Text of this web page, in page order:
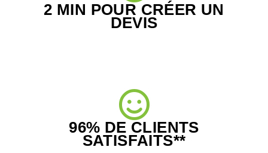
2 MIN POUR CRÉER UN
DEVIS
96% DE CLIENTS
SATISFAITS**